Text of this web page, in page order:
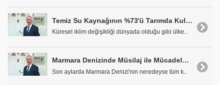
Temiz Su Kaynağının %73'ü Tarımda Kullanılıyor
Küresel iklim değişikliği dünyada olduğu gibi ülke..
Marmara Denizinde Müsilaj ile Mücadele Eylem Planı
Son aylarda Marmara Denizi'nin neredeyse tüm k..